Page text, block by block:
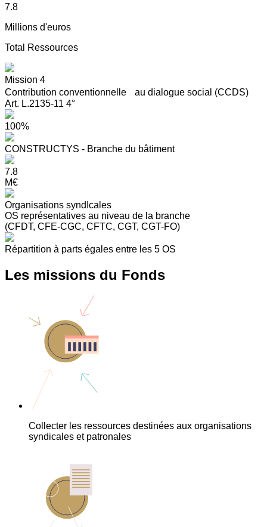
7.8
Millions d'euros
Total Ressources
Mission 4
Contribution conventionnelle au dialogue social (CCDS)
Art. L.2135-11 4°
100%
CONSTRUCTYS - Branche du bâtiment
7.8
M€
Organisations syndIcales
OS représentatives au niveau de la branche
(CFDT, CFE-CGC, CFTC, CGT, CGT-FO)
Répartition à parts égales entre les 5 OS
Les missions du Fonds
Collecter les ressources destinées aux organisations
syndicales et patronales